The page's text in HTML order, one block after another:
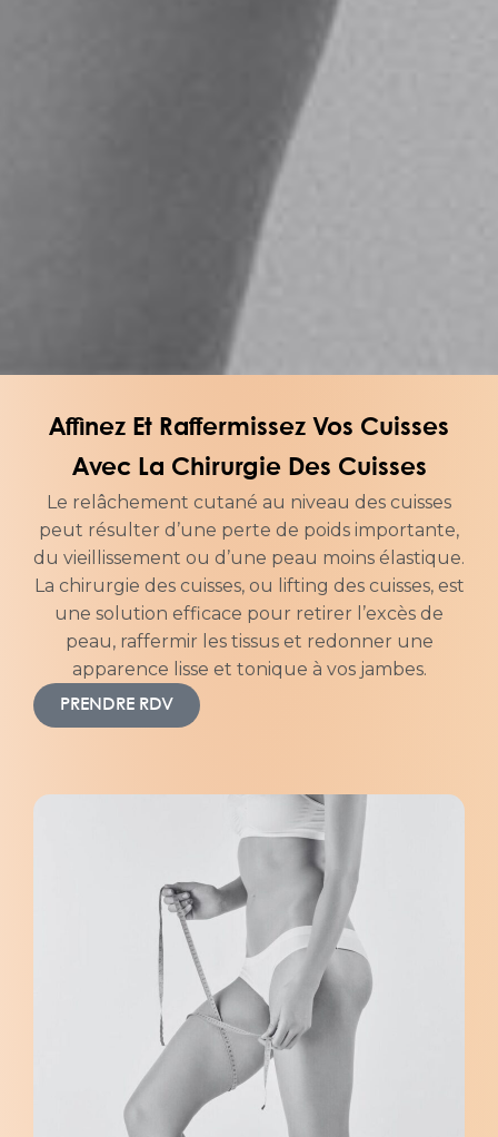
Affinez Et Raffermissez Vos Cuisses
Avec La Chirurgie Des Cuisses
Le relâchement cutané au niveau des cuisses
peut résulter d’une perte de poids importante,
du vieillissement ou d’une peau moins élastique.
La chirurgie des cuisses, ou lifting des cuisses, est
une solution efficace pour retirer l’excès de
peau, raffermir les tissus et redonner une
apparence lisse et tonique à vos jambes.
PRENDRE RDV